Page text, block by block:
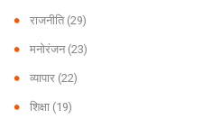
राजनीति (29)
मनोरंजन (23)
व्यापार (22)
शिक्षा (19)